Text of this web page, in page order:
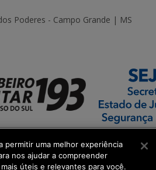
Poderes - Campo Grande | MS
permitir uma melhor experiência
nos ajudar a compreender
úteis e relevantes para você.